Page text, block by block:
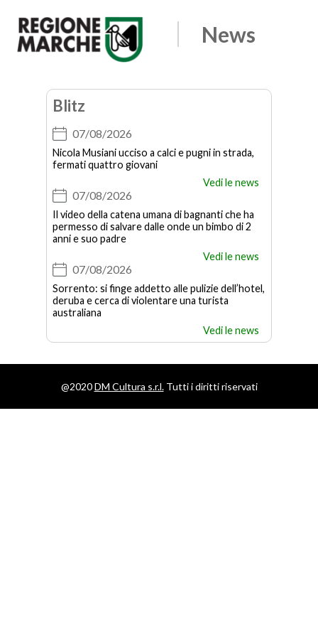
Edicola
Regione
News
Blitz
07/08/2026
Nicola Musiani ucciso a calci e pugni in strada,
fermati quattro giovani
Vedi le news
07/08/2026
Il video della catena umana di bagnanti che ha
permesso di salvare dalle onde un bimbo di 2
anni e suo padre
Vedi le news
07/08/2026
Sorrento: si finge addetto alle pulizie dell’hotel,
deruba e cerca di violentare una turista
australiana
Vedi le news
@2020DM Cultura s.r.l.Tutti i diritti riservati